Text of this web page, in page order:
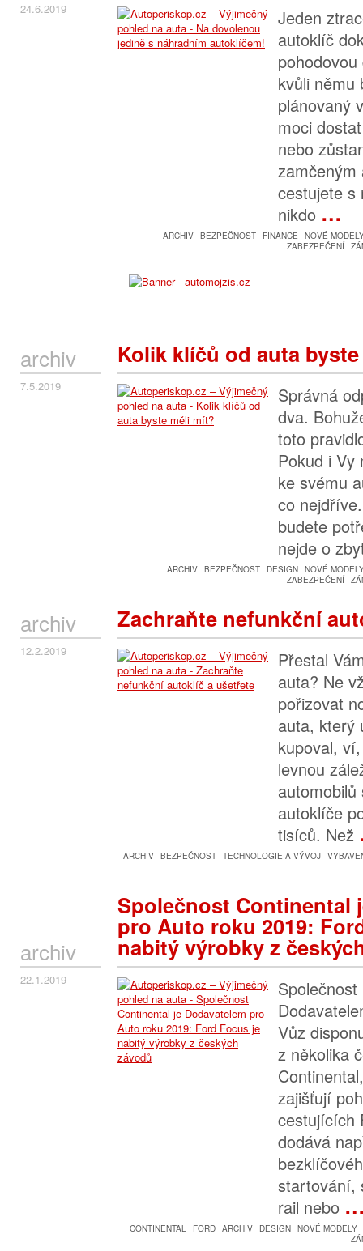
24.6.2019
Jeden
autoklíč
kvůli němu
plánovaný
moci
nebo
zamčeným
cestujete s
nikdo …
ARCHIV BEZPEČNOST FINANCE
NOVÉ
ZABEZPEČENÍ
Kolik klíčů od auta
archiv
7.5.2019
Správná
dva.
toto
Pokud i Vy
ke svému
co
budete
nejde o
ARCHIV BEZPEČNOST DESIGN NOVÉ
ZABEZPEČENÍ
Zachraňte nefunkční
archiv
12.2.2019
Přestal
auta? Ne
pořizovat
auta, který
kupoval,
levnou
autoklíče
tisíců. Než
ARCHIV BEZPEČNOST TECHNOLOGIE A VÝVOJ
Společnost Continental
pro Auto roku 2019:
nabitý výrobky z
archiv
22.1.2019
Vůz
z několika
zajišťují
cestujících
dodává
startování,
rail nebo
CONTINENTAL FORD ARCHIV DESIGN NOVÉ MODELY